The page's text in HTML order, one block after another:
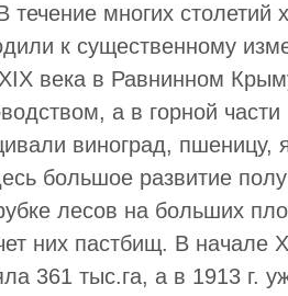
течение многих столетий
к существенному
века в Равнинном
а в горной
виноград, пшеницу,
большое развитие
лесов на больших
них пастбищ. В начале
361 тыс.га, а в 1913 г.